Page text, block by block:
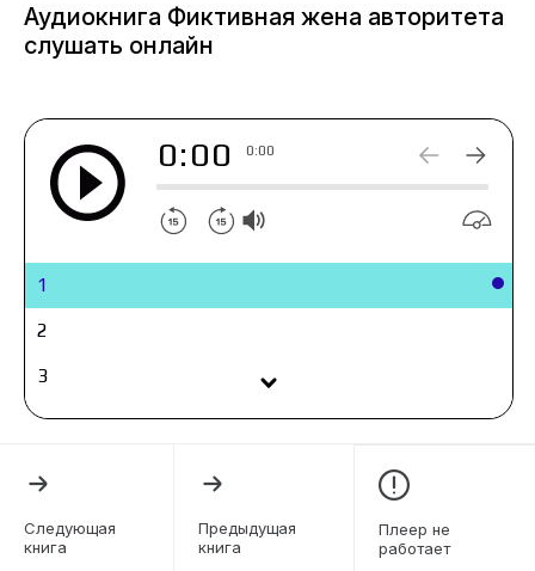
Аудиокнига Фиктивная жена авторитета
слушать онлайн
0:00 0:00
1
2
3
4
7
Следующая
книга
Предыдущая
книга
Плеер не
работает